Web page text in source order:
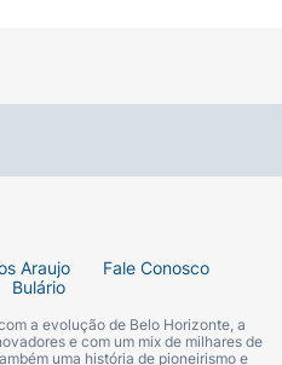
os pacientes terão reações
de cabeça, sonolência,
Araujo
Fale Conosco
Bulário
a evolução de Belo Horizonte, a
e com um mix de milhares de
uma história de pioneirismo e